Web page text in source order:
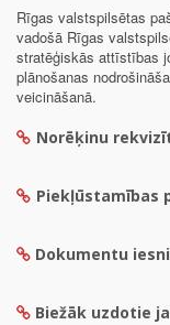
Rīgas valstspilsētas
vadošā Rīgas
stratēģiskās attīstības
plānošanas
veicināšanā.
Norēķinu
Piekļūstamības
Dokumentu
Biežāk uzdotie